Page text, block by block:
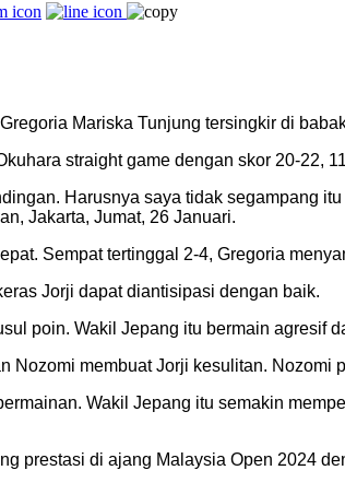
Mariska Tunjung tersingkir di
straight game dengan skor 20-22,
Harusnya saya tidak segampang
Jakarta, Jumat, 26 Januari.
Sempat tertinggal 2-4, Gregoria
Jorji dapat diantisipasi dengan baik.
poin. Wakil Jepang itu bermain agresif
Nozomi membuat Jorji kesulitan.
Wakil Jepang itu semakin
prestasi di ajang Malaysia Open 2024